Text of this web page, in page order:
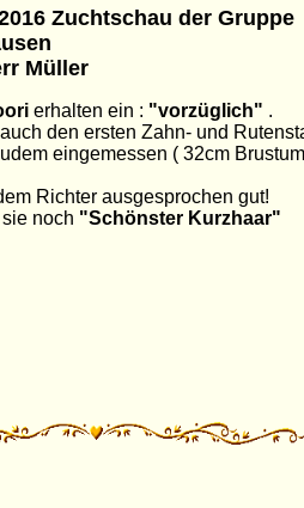
Zuchtschau der Gruppe
Müller
erhalten ein : "vorzüglich" .
den ersten Zahn- und
eingemessen ( 32cm
Richter ausgesprochen gut!
noch "Schönster Kurzhaar"